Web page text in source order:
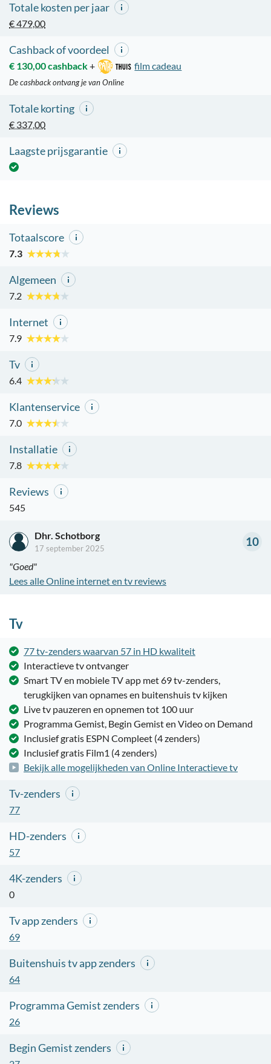
Totale kosten per jaar
€ 479,00
Cashback of voordeel
€ 130,00 cashback+ film cadeau
De cashback ontvang je van Online
Totale korting
€ 337,00
Laagste prijsgarantie
Reviews
Totaalscore
7.3
Algemeen
7.2
Internet
7.9
Tv
6.4
Klantenservice
7.0
Installatie
7.8
Reviews
545
10
Dhr. Schotborg
17 september 2025
"Goed"
Lees alle Online internet en tv reviews
Tv
77 tv-zenders waarvan 57 in HD kwaliteit
Interactieve tv ontvanger
Smart TV en mobiele TV app met 69 tv-zenders,
terugkijken van opnames en buitenshuis tv kijken
Live tv pauzeren en opnemen tot 100 uur
Programma Gemist, Begin Gemist en Video on Demand
Inclusief gratis ESPN Compleet (4 zenders)
Inclusief gratis Film1 (4 zenders)
Bekijk alle mogelijkheden van Online Interactieve tv
Tv-zenders
77
HD-zenders
57
4K-zenders
0
Tv app zenders
69
Buitenshuis tv app zenders
64
Programma Gemist zenders
26
Begin Gemist zenders